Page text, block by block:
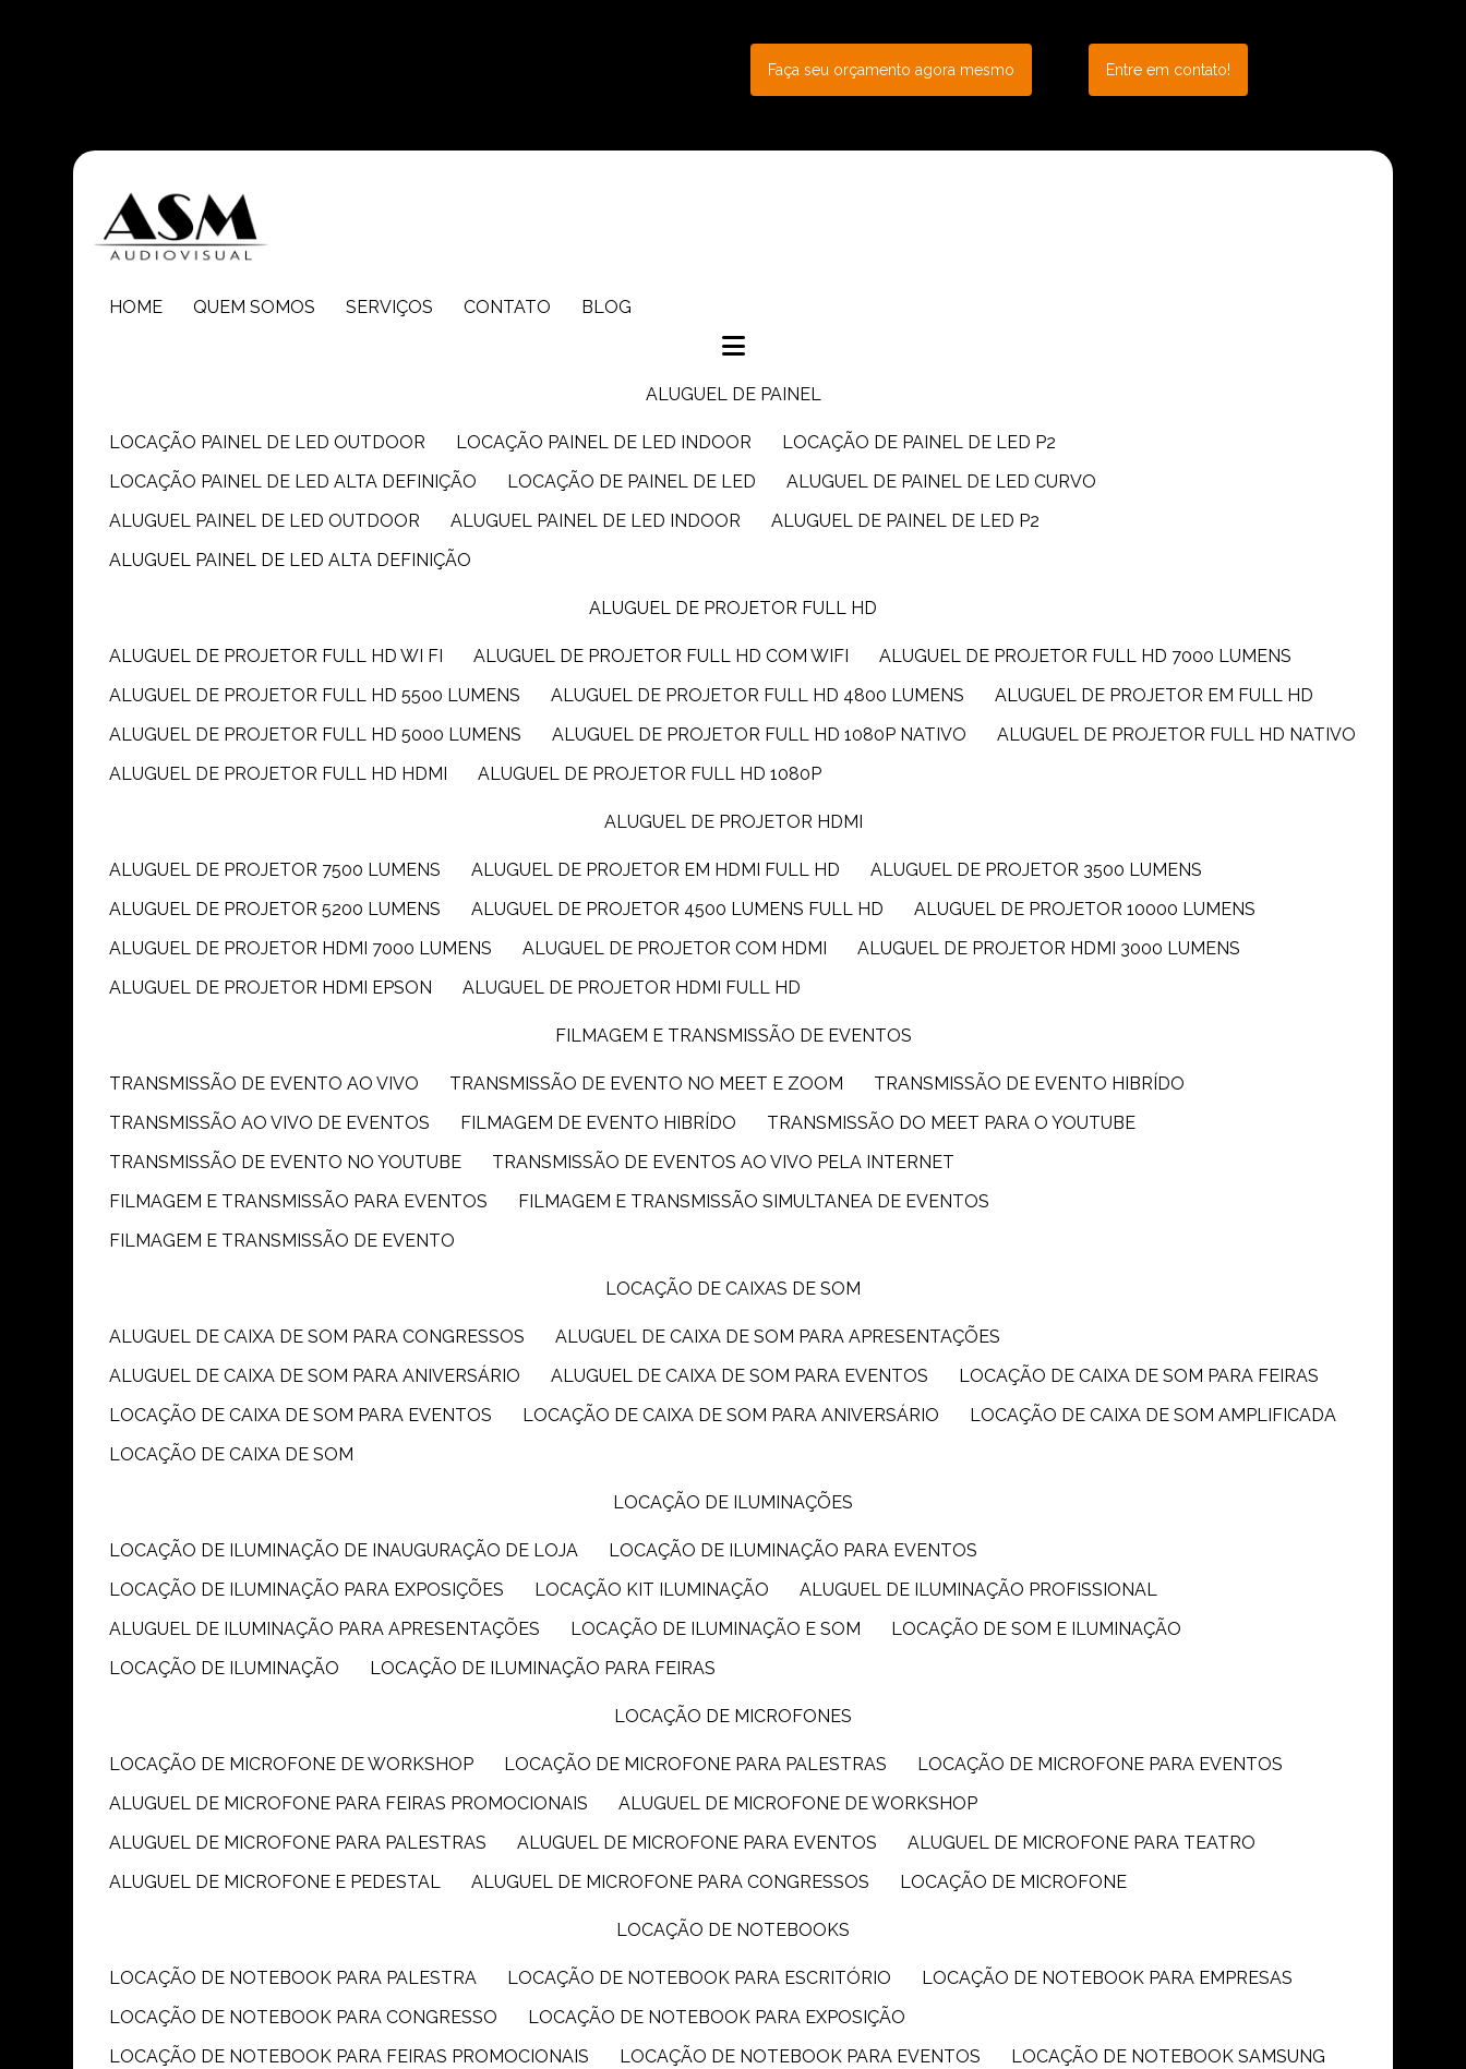
Faça seu orçamento agora mesmo Entre em contato!
HOME QUEM SOMOS SERVIÇOS CONTATO BLOG
ALUGUEL DE PAINEL
LOCAÇÃO PAINEL DE LED OUTDOOR LOCAÇÃO PAINEL DE LED INDOOR
LOCAÇÃO DE PAINEL DE LED P2
LOCAÇÃO PAINEL DE LED ALTA DEFINIÇÃO
LOCAÇÃO DE PAINEL DE LED
ALUGUEL DE PAINEL DE LED CURVO
ALUGUEL PAINEL DE LED OUTDOOR
ALUGUEL PAINEL DE LED INDOOR
ALUGUEL DE PAINEL DE LED P2
ALUGUEL PAINEL DE LED ALTA DEFINIÇÃO
ALUGUEL DE PROJETOR FULL HD
ALUGUEL DE PROJETOR FULL HD WI FI ALUGUEL DE PROJETOR FULL HD COM WIFI
ALUGUEL DE PROJETOR FULL HD 7000 LUMENS
ALUGUEL DE PROJETOR FULL HD 5500 LUMENS
ALUGUEL DE PROJETOR FULL HD 4800 LUMENS
ALUGUEL DE PROJETOR EM FULL HD
ALUGUEL DE PROJETOR FULL HD 5000 LUMENS
ALUGUEL DE PROJETOR FULL HD 1080P NATIVO
ALUGUEL DE PROJETOR FULL HD NATIVO
ALUGUEL DE PROJETOR FULL HD HDMI
ALUGUEL DE PROJETOR FULL HD 1080P
ALUGUEL DE PROJETOR HDMI
ALUGUEL DE PROJETOR 7500 LUMENS ALUGUEL DE PROJETOR EM HDMI FULL HD
ALUGUEL DE PROJETOR 3500 LUMENS
ALUGUEL DE PROJETOR 5200 LUMENS
ALUGUEL DE PROJETOR 4500 LUMENS FULL HD
ALUGUEL DE PROJETOR 10000 LUMENS
ALUGUEL DE PROJETOR HDMI 7000 LUMENS
ALUGUEL DE PROJETOR COM HDMI
ALUGUEL DE PROJETOR HDMI 3000 LUMENS
ALUGUEL DE PROJETOR HDMI EPSON
ALUGUEL DE PROJETOR HDMI FULL HD
FILMAGEM E TRANSMISSÃO DE EVENTOS
TRANSMISSÃO DE EVENTO AO VIVO TRANSMISSÃO DE EVENTO NO MEET E ZOOM
TRANSMISSÃO DE EVENTO HIBRÍDO
TRANSMISSÃO AO VIVO DE EVENTOS
FILMAGEM DE EVENTO HIBRÍDO
TRANSMISSÃO DO MEET PARA O YOUTUBE
TRANSMISSÃO DE EVENTO NO YOUTUBE
TRANSMISSÃO DE EVENTOS AO VIVO PELA INTERNET
FILMAGEM E TRANSMISSÃO PARA EVENTOS
FILMAGEM E TRANSMISSÃO SIMULTANEA DE EVENTOS
FILMAGEM E TRANSMISSÃO DE EVENTO
LOCAÇÃO DE CAIXAS DE SOM
ALUGUEL DE CAIXA DE SOM PARA CONGRESSOS
ALUGUEL DE CAIXA DE SOM PARA APRESENTAÇÕES
ALUGUEL DE CAIXA DE SOM PARA ANIVERSÁRIO
ALUGUEL DE CAIXA DE SOM PARA EVENTOS
LOCAÇÃO DE CAIXA DE SOM PARA FEIRAS
LOCAÇÃO DE CAIXA DE SOM PARA EVENTOS
LOCAÇÃO DE CAIXA DE SOM PARA ANIVERSÁRIO
LOCAÇÃO DE CAIXA DE SOM AMPLIFICADA
LOCAÇÃO DE CAIXA DE SOM
LOCAÇÃO DE ILUMINAÇÕES
LOCAÇÃO DE ILUMINAÇÃO DE INAUGURAÇÃO DE LOJA
LOCAÇÃO DE ILUMINAÇÃO PARA EVENTOS
LOCAÇÃO DE ILUMINAÇÃO PARA EXPOSIÇÕES
LOCAÇÃO KIT ILUMINAÇÃO
ALUGUEL DE ILUMINAÇÃO PROFISSIONAL
ALUGUEL DE ILUMINAÇÃO PARA APRESENTAÇÕES
LOCAÇÃO DE ILUMINAÇÃO E SOM
LOCAÇÃO DE SOM E ILUMINAÇÃO
LOCAÇÃO DE ILUMINAÇÃO
LOCAÇÃO DE ILUMINAÇÃO PARA FEIRAS
LOCAÇÃO DE MICROFONES
LOCAÇÃO DE MICROFONE DE WORKSHOP LOCAÇÃO DE MICROFONE PARA PALESTRAS
LOCAÇÃO DE MICROFONE PARA EVENTOS
ALUGUEL DE MICROFONE PARA FEIRAS PROMOCIONAIS
ALUGUEL DE MICROFONE DE WORKSHOP
ALUGUEL DE MICROFONE PARA PALESTRAS
ALUGUEL DE MICROFONE PARA EVENTOS
ALUGUEL DE MICROFONE PARA TEATRO
ALUGUEL DE MICROFONE E PEDESTAL
ALUGUEL DE MICROFONE PARA CONGRESSOS LOCAÇÃO DE MICROFONE
LOCAÇÃO DE NOTEBOOKS
LOCAÇÃO DE NOTEBOOK PARA PALESTRA LOCAÇÃO DE NOTEBOOK PARA ESCRITÓRIO
LOCAÇÃO DE NOTEBOOK PARA EMPRESAS
LOCAÇÃO DE NOTEBOOK PARA CONGRESSO
LOCAÇÃO DE NOTEBOOK PARA EXPOSIÇÃO
LOCAÇÃO DE NOTEBOOK PARA FEIRAS PROMOCIONAIS
LOCAÇÃO DE NOTEBOOK PARA EVENTOS
LOCAÇÃO DE NOTEBOOK SAMSUNG